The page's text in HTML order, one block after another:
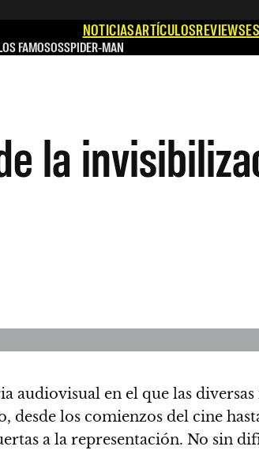
NOTICIASARTÍCULOSREVIEWS
FAMOSOSSPIDER-MAN
la
en el que las diversas
desde los comienzos del cine
a la representación. No sin